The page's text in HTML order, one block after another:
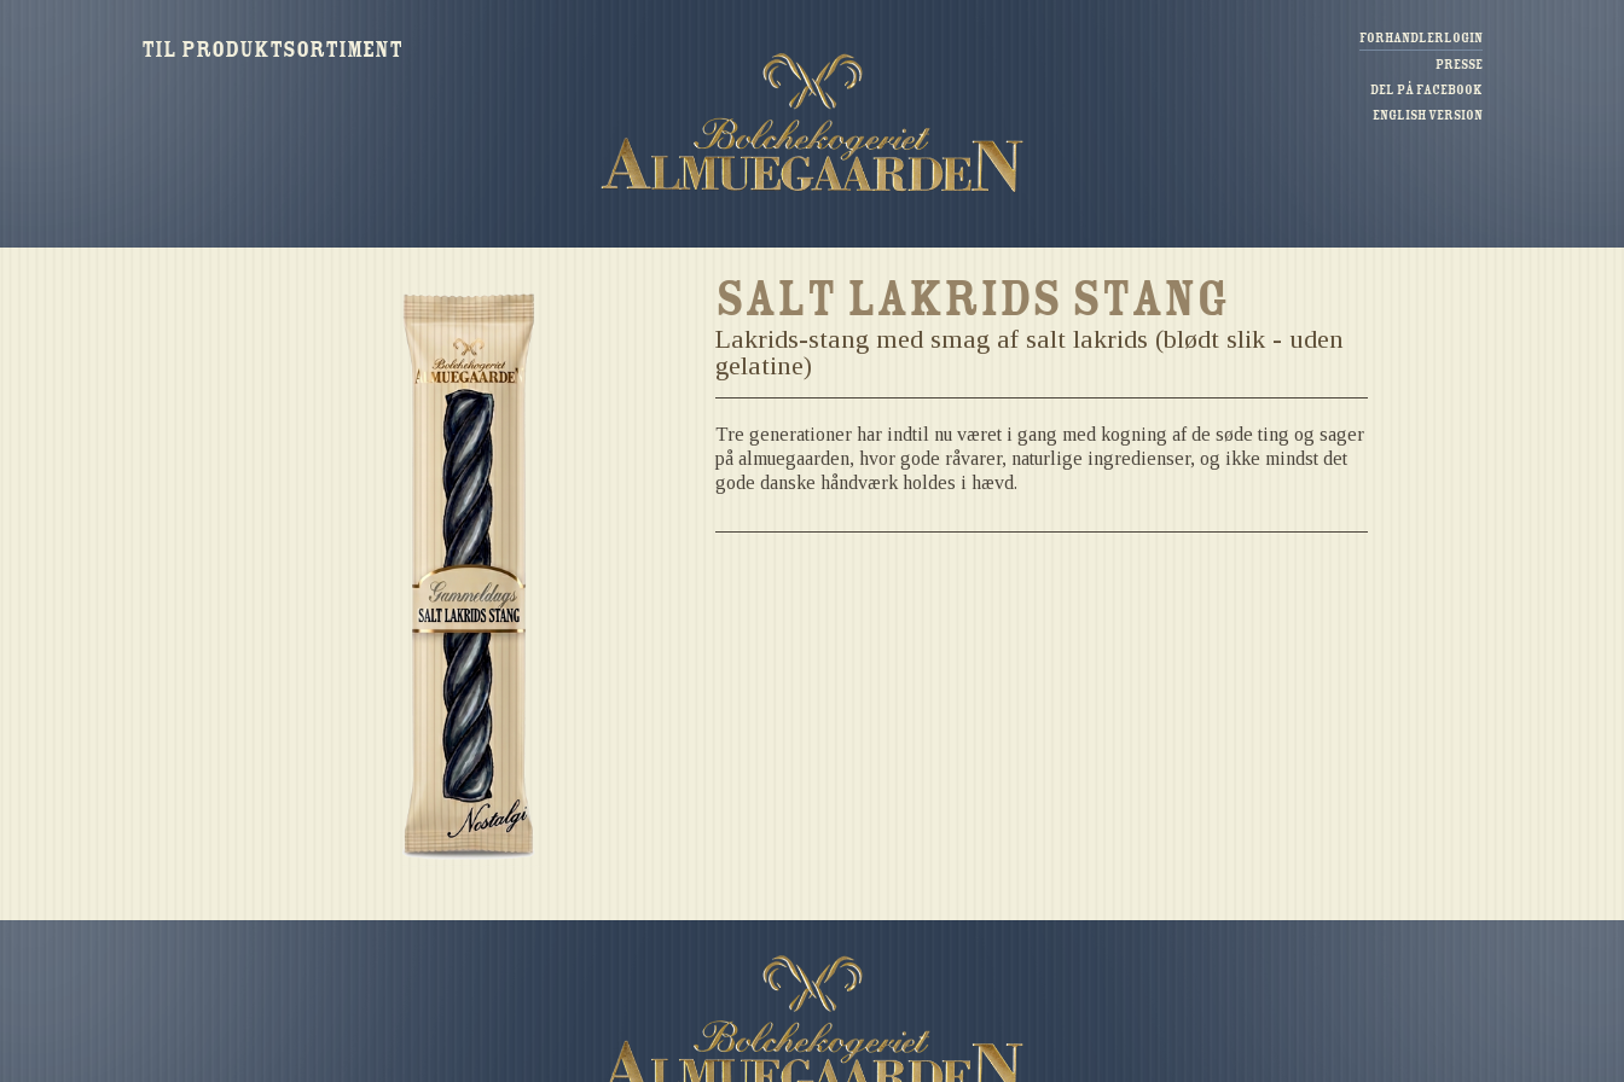
Til produktsortiment
Forhandlerlogin
Presse
Del på Facebook
English version
Salt lakrids stang
Lakrids-stang med smag af salt lakrids (blødt slik - uden
gelatine)
Tre generationer har indtil nu været i gang med kogning af de søde ting og sager
på almuegaarden, hvor gode råvarer, naturlige ingredienser, og ikke mindst det
gode danske håndværk holdes i hævd.